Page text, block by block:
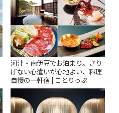
河津・南伊豆でお泊まり。さり
げない心遣いが心地よい、料理
自慢の一軒宿 | ことりっぷ